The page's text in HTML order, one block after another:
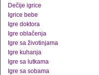
Dečije igrice
Igrice bebe
Igre doktora
Igre oblačenja
Igre sa životinjama
Igre kuhanja
Igre sa lutkama
Igre sa sobama